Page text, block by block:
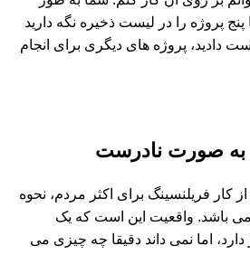
پروژه را در لیست ذخیره نگه دارید
دادید، پروژه های دیگری برای انجام
کار فریلنسینگ برای اکثر مردم، نحوه
باشد. واقعیت این است که یک
اما نمی داند دقیقا چه چیزی می